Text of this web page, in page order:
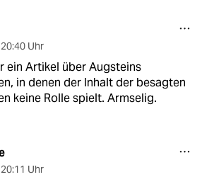
20:40 Uhr
ein Artikel über Augsteins
in denen der Inhalt der besagten
keine Rolle spielt. Armselig.
20:11 Uhr